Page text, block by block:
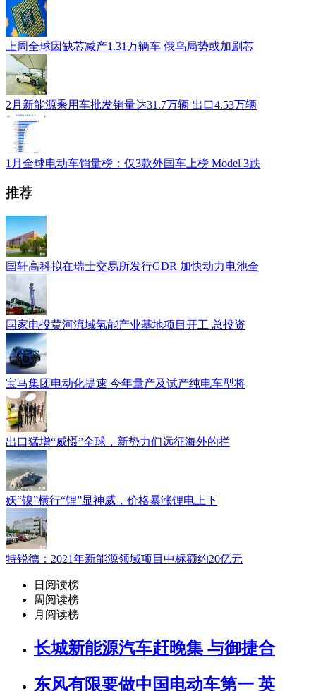
上周全球因缺芯减产1.31万辆车 俄乌局势或加剧芯
2月新能源乘用车批发销量达31.7万辆 出口4.53万辆
1月全球电动车销量榜：仅3款外国车上榜 Model 3跌
推荐
国轩高科拟在瑞士交易所发行GDR 加快动力电池全
国家电投黄河流域氢能产业基地项目开工 总投资
宝马集团电动化提速 今年量产及试产纯电车型将
出口猛增“威慑”全球，新势力们远征海外的拦
妖“镍”横行“锂”显神威，价格暴涨锂电上下
特锐德：2021年新能源领域项目中标额约20亿元
日阅读榜
周阅读榜
月阅读榜
长城新能源汽车赶晚集 与御捷合
东风有限要做中国电动车第一 英